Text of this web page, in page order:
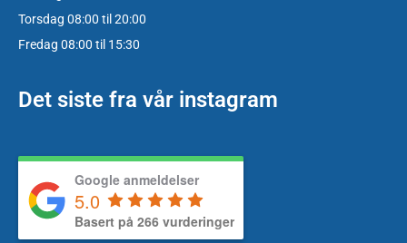
Torsdag 08:00 til 20:00
Fredag 08:00 til 15:30
Det siste fra vår instagram
Google anmeldelser
5.0
Basert på 266 vurderinger